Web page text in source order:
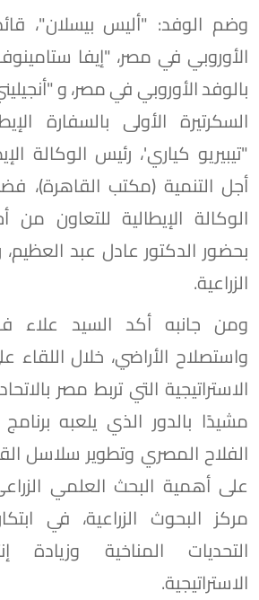
وضم الوفد: "أليس بيسلان"،
الأوروبي في مصر، "إيفا
بالوفد الأوروبي في مصر، و
السكرتيرة الأولى بالسفارة
"تيبيريو كياري'، رئيس الوكالة
أجل التنمية (مكتب القاهرة)،
الوكالة الإيطالية للتعاون من
بحضور الدكتور عادل عبد
الزراعية.
ومن جانبه أكد السيد علاء
واستصلاح الأراضي، خلال
الاستراتيجية التي تربط مصر
مشيدًا بالدور الذي يلعبه
الفلاح المصري وتطوير سلاسل
على أهمية البحث العلمي
مركز البحوث الزراعية، في
التحديات المناخية وزيادة
الاستراتيجية.